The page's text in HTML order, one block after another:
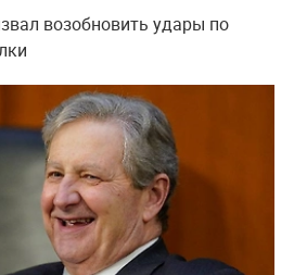
возобновить удары по